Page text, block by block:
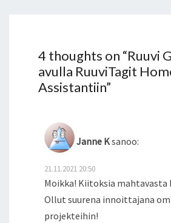
4 thoughts on “Ruuvi
avulla RuuviTagit
Assistantiin”
Janne Ksanoo:
21.11.2021 20:50
Moikka! Kiitoksia mahtavasta
Ollut suurena innoittajana
projekteihin!